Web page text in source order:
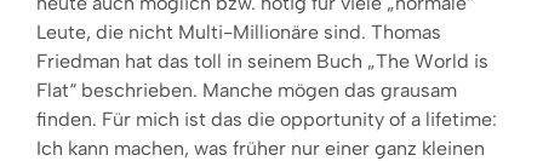
Leute, die nicht Multi-Millionäre sind. Thomas
Friedman hat das toll in seinem Buch „The World is
Flat“ beschrieben. Manche mögen das grausam
finden. Für mich ist das die opportunity of a lifetime:
Ich kann machen, was früher nur einer ganz kleinen